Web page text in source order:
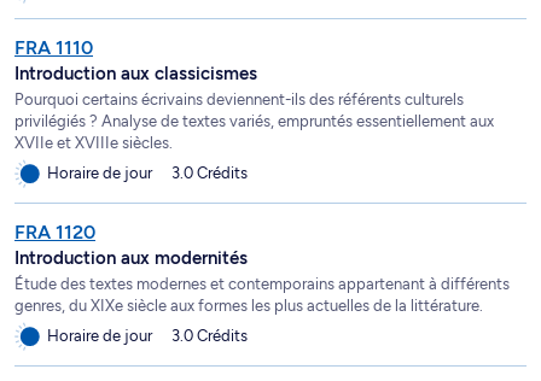
FRA 1110
Introduction aux classicismes
Pourquoi certains écrivains deviennent-ils des référents culturels
privilégiés ? Analyse de textes variés, empruntés essentiellement aux
XVIIe et XVIIIe siècles.
Horaire de jour
3.0 Crédits
FRA 1120
Introduction aux modernités
Étude des textes modernes et contemporains appartenant à différents
genres, du XIXe siècle aux formes les plus actuelles de la littérature.
Horaire de jour
3.0 Crédits